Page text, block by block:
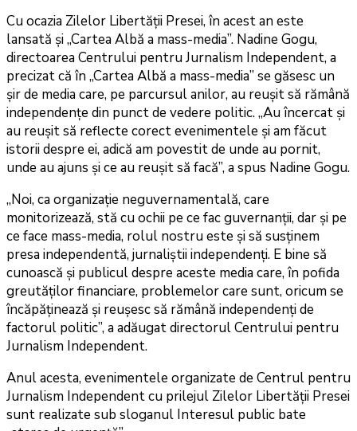
Cu ocazia Zilelor Libertății Presei, în acest an este
lansată și „Cartea Albă a mass-media”. Nadine Gogu,
directoarea Centrului pentru Jurnalism Independent, a
precizat că în„Cartea Albă a mass-media” se găsesc un
șir de media care, pe parcursul anilor, au reușit să rămână
independențe din punct de vedere politic. „Au încercat și
au reușit să reflecte corect evenimentele și am făcut
istorii despre ei, adică am povestit de unde au pornit,
unde au ajuns și ce au reușit să facă”, a spus Nadine Gogu.
„Noi, ca organizație neguvernamentală, care
monitorizează, stă cu ochii pe ce fac guvernanții, dar și pe
ce face mass-media, rolul nostru este și să susținem
presa independentă, jurnaliștii independenți. E bine să
cunoască și publicul despre aceste media care, în pofida
greutăților financiare, problemelor care sunt, oricum se
încăpăținează și reușesc să rămână independenți de
factorul politic”, a adăugat directorul Centrului pentru
Jurnalism Independent.
Anul acesta, evenimentele organizate de Centrul pentru
Jurnalism Independent cu prilejul Zilelor Libertății Presei
sunt realizate sub sloganul Interesul public bate